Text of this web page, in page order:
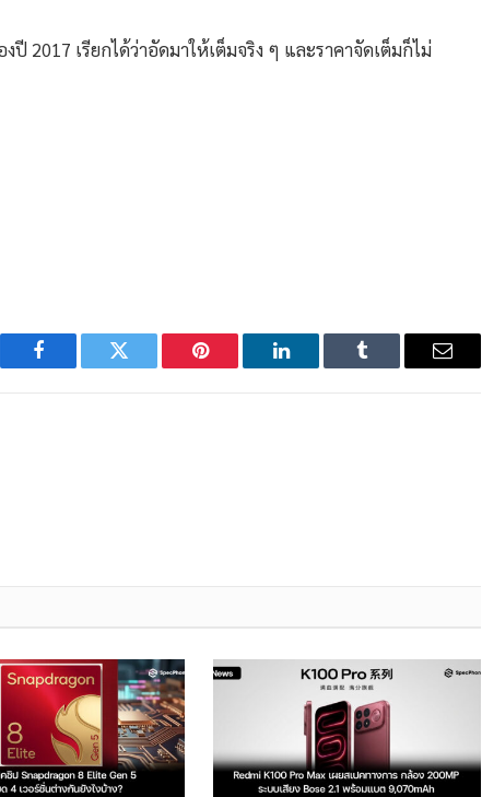
2017 เรียกได้ว่าอัดมาให้เต็มจริง ๆ และราคาจัดเต็มก็ไม่
Facebook Twitter Pinterest LinkedIn Tumblr Email